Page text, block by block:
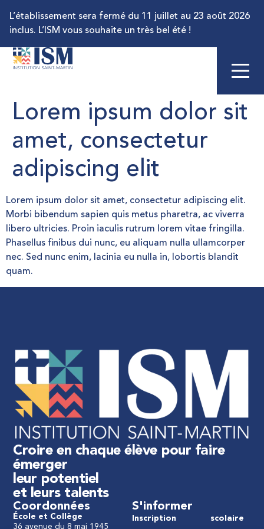
L’établissement sera fermé du 11 juillet au 23 août 2026
inclus. L’ISM vous souhaite un très bel été !
Lorem ipsum dolor sit
amet, consectetur
adipiscing elit
Lorem ipsum dolor sit amet, consectetur adipiscing elit.
Morbi bibendum sapien quis metus pharetra, ac viverra
libero ultricies. Proin iaculis rutrum lorem vitae fringilla.
Phasellus finibus dui nunc, eu aliquam nulla ullamcorper
nec. Sed nunc enim, lacinia eu nulla in, lobortis blandit
quam.
Croire en chaque élève pour faire
émerger
leur potentiel
et leurs talents
Coordonnées
École et Collège
36 avenue du 8 mai 1945
S'informer
Inscription scolaire